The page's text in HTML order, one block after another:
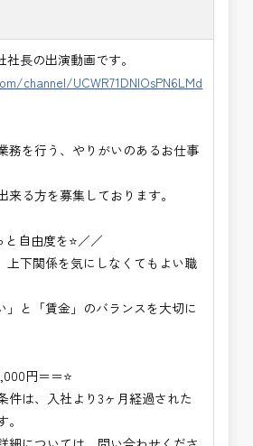
社長の出演動画です。
channel/UCWR71DNlOsPN6LMd
務を行う、やりがいのあるお仕事
来る方を募集しております。
と自由度を⭐／／
上下関係を気にしなくてもよい職
」と「賃金」のバランスを大切に
円＝＝⭐
件は、入社より3ヶ月経過された